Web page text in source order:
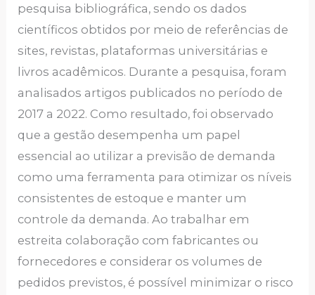
pesquisa bibliográfica, sendo os dados
científicos obtidos por meio de referências de
sites, revistas, plataformas universitárias e
livros acadêmicos. Durante a pesquisa, foram
analisados artigos publicados no período de
2017 a 2022. Como resultado, foi observado
que a gestão desempenha um papel
essencial ao utilizar a previsão de demanda
como uma ferramenta para otimizar os níveis
consistentes de estoque e manter um
controle da demanda. Ao trabalhar em
estreita colaboração com fabricantes ou
fornecedores e considerar os volumes de
pedidos previstos, é possível minimizar o risco